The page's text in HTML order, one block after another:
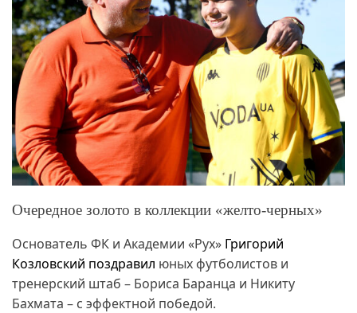
Очередное золото в коллекции «желто-черных»
Основатель ФК и Академии «Рух» Григорий
Козловский поздравил юных футболистов и
тренерский штаб – Бориса Баранца и Никиту
Бахмата – с эффектной победой.